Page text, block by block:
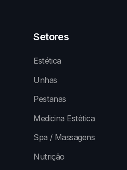
Setores
Estética
Unhas
Pestanas
Medicina Estética
Spa / Massagens
Nutrição